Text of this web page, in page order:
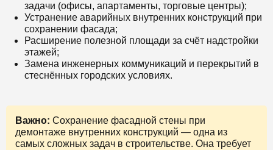
задачи (офисы, апартаменты, торговые центры);
Устранение аварийных внутренних конструкций при
сохранении фасада;
Расширение полезной площади за счёт надстройки
этажей;
Замена инженерных коммуникаций и перекрытий в
стеснённых городских условиях.
Важно: Сохранение фасадной стены при
демонтаже внутренних конструкций — одна из
самых сложных задач в строительстве. Она требует